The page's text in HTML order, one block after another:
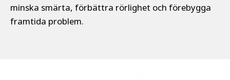
minska smärta, förbättra rörlighet och förebygga
framtida problem.